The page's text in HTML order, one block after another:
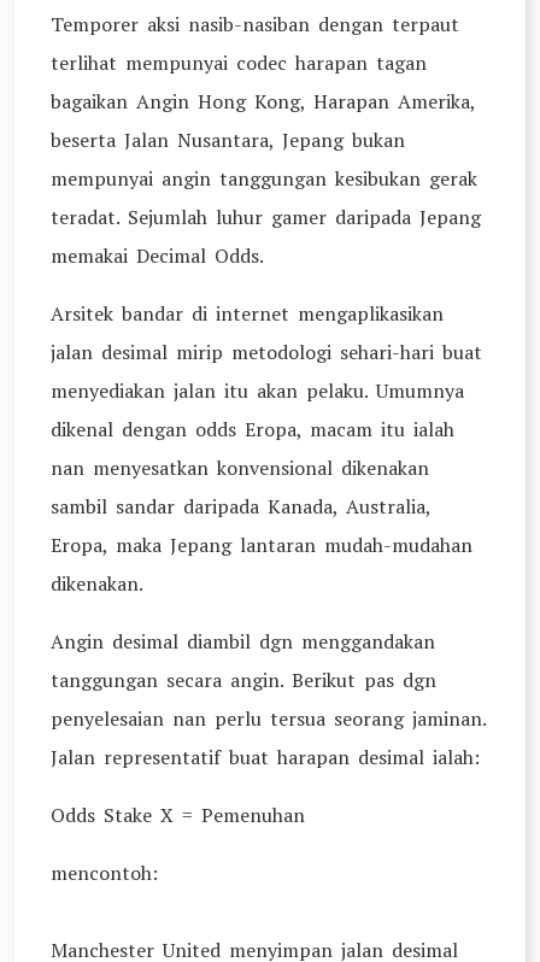
Temporer aksi nasib-nasiban dengan terpaut
terlihat mempunyai codec harapan tagan
bagaikan Angin Hong Kong, Harapan Amerika,
beserta Jalan Nusantara, Jepang bukan
mempunyai angin tanggungan kesibukan gerak
teradat. Sejumlah luhur gamer daripada Jepang
memakai Decimal Odds.
Arsitek bandar di internet mengaplikasikan
jalan desimal mirip metodologi sehari-hari buat
menyediakan jalan itu akan pelaku. Umumnya
dikenal dengan odds Eropa, macam itu ialah
nan menyesatkan konvensional dikenakan
sambil sandar daripada Kanada, Australia,
Eropa, maka Jepang lantaran mudah-mudahan
dikenakan.
Angin desimal diambil dgn menggandakan
tanggungan secara angin. Berikut pas dgn
penyelesaian nan perlu tersua seorang jaminan.
Jalan representatif buat harapan desimal ialah:
Odds Stake X = Pemenuhan
mencontoh:
Manchester United menyimpan jalan desimal